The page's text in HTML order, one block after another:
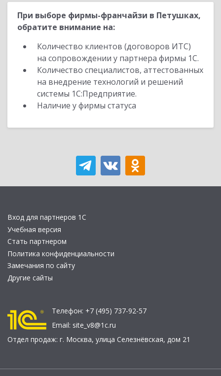
При выборе фирмы-франчайзи в Петушках,
обратите внимание на:
Количество клиентов (договоров ИТС)
на сопровождении у партнера фирмы 1С.
Количество специалистов, аттестованных
на внедрение технологий и решений
системы 1С:Предприятие.
Наличие у фирмы статуса
Вход для партнеров 1С
Учебная версия
Стать партнером
Политика конфиденциальности
Замечания по сайту
Другие сайты
Телефон: +7 (495) 737-92-57
Email: site_v8@1c.ru
Отдел продаж: г. Москва, улица Селезнёвская, дом 21